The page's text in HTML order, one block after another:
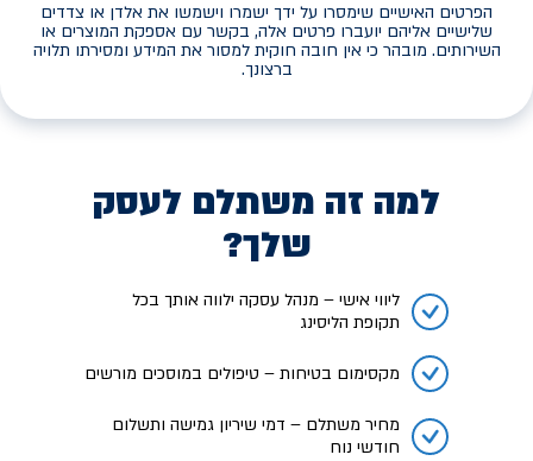
הפרטים האישיים שימסרו על ידך ישמרו וישמשו את אלדן או צדדים
שלישיים אליהם יועברו פרטים אלה, בקשר עם אספקת המוצרים או
השירותים. מובהר כי אין חובה חוקית למסור את המידע ומסירתו תלויה
ברצונך.
למה זה משתלם לעסק
שלך?
ליווי אישי – מנהל עסקה ילווה אותך בכל
תקופת הליסינג
מקסימום בטיחות – טיפולים במוסכים מורשים
מחיר משתלם – דמי שיריון גמישה ותשלום
חודשי נוח